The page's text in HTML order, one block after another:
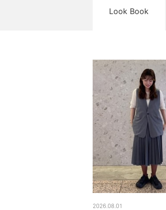
Look Book
2026.08.01